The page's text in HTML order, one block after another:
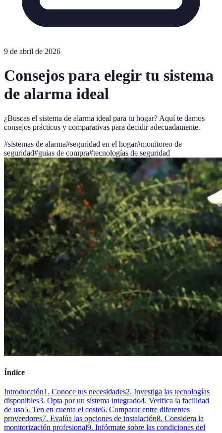
9 de abril de 2026
Consejos para elegir tu sistema
de alarma ideal
¿Buscas el sistema de alarma ideal para tu hogar? Aquí te damos
consejos prácticos y comparativas para decidir adecuadamente.
#sistemas de alarma#seguridad en el hogar#monitoreo de
seguridad#guias de compra#tecnologías de seguridad
Índice
Introducción1. Conoce tus necesidades2. Investiga las tecnologías
disponibles3. Opta por un sistema integrado4. Verifica la facilidad
de uso5. Ten en cuenta el coste6. Comparar entre diferentes
proveedores7. Evalúa las opciones de instalación8. Considera la
monitorización profesional9. Infórmate sobre las condiciones del